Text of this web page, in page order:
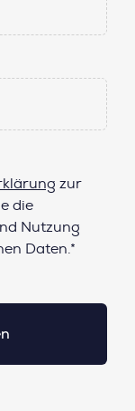
zur
die
Nutzung
Daten.*